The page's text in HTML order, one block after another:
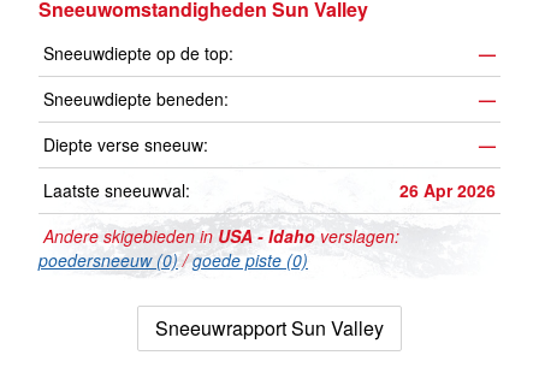
Sneeuwomstandigheden Sun Valley
Sneeuwdiepte op de top:
—
Sneeuwdiepte beneden:
—
Diepte verse sneeuw:
—
Laatste sneeuwval:
26 Apr 2026
Andere skigebieden in USA - Idaho verslagen:
poedersneeuw (0)/goede piste (0)
Sneeuwrapport Sun Valley